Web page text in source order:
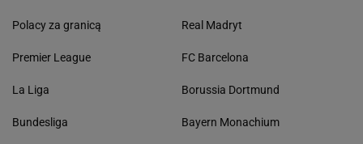
Polacy za granicą
Premier League
La Liga
Bundesliga
Real Madryt
FC Barcelona
Borussia Dortmund
Bayern Monachium